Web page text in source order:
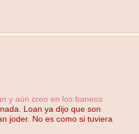
y aún creo en los baneos
Loan ya dijo que son
joder. No es como si tuviera